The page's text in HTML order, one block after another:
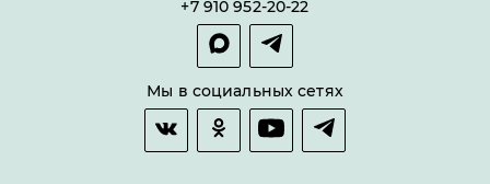
Гарантии качества
Часто задаваемые вопросы
+7 910 952-20-22
Мы в социальных сетях